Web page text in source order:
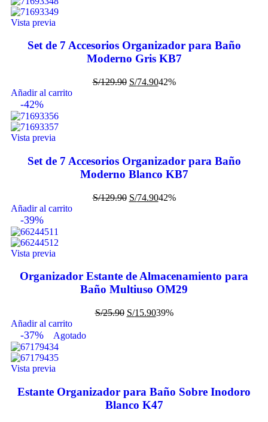
Vista previa
Set de 7 Accesorios Organizador para Baño
Moderno Gris KB7
S/129.90 S/74.9042%
Añadir al carrito
-42%
Vista previa
Set de 7 Accesorios Organizador para Baño
Moderno Blanco KB7
S/129.90 S/74.9042%
Añadir al carrito
-39%
Vista previa
Organizador Estante de Almacenamiento para
Baño Multiuso OM29
S/25.90 S/15.9039%
Añadir al carrito
-37% Agotado
Vista previa
Estante Organizador para Baño Sobre Inodoro
Blanco K47